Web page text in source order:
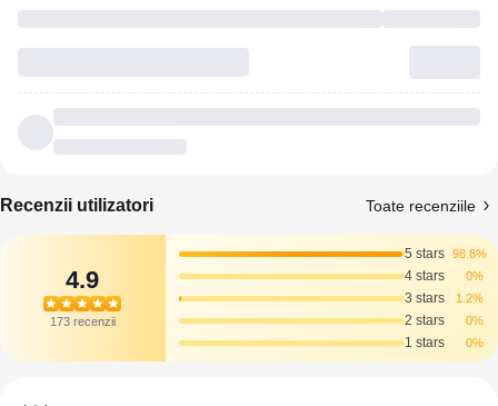
Recenzii utilizatori Toate recenziile
4.9
173 recenzii
5 stars 98.8%
4 stars 0%
3 stars 1.2%
2 stars 0%
1 stars 0%